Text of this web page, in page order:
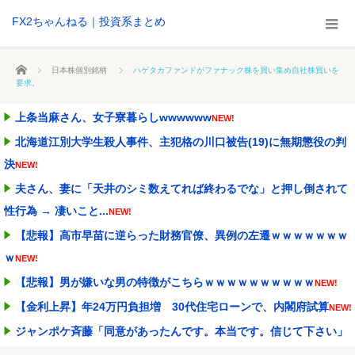
FX2ちゃんねる｜投資系まとめ
ホーム 日本株個別銘柄
ハゲタカファンドがファナック株を買い集め自社株買いを
要求。
上条当麻さん、女子寮暮らしwwwwwwNEW!
北海道江別大学生殺人事件、主犯格の川口被告(19)に無期懲役の判
決NEW!
夫さん、妻に「天井のシミ数えてれば終わるでな」と押し倒されて
性行為 → 凄いこと...NEW!
【悲報】高市早苗に逆らった財務官僚、異例の左遷ｗｗｗｗｗｗｗ
ｗNEW!
【悲報】男が嫌いな男の特徴がこちらｗｗｗｗｗｗｗｗｗｗNEW!
【金利上昇】年24万円負担増 30代住宅ローンで、内閣府試算NEW!
ジャンポケ斉藤「同意があったんです。本当です。信じて下さい」